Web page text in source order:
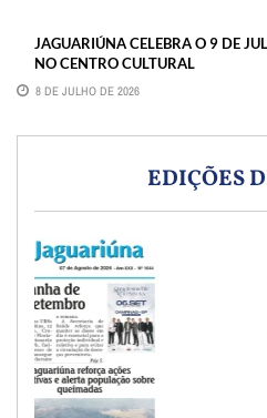
JAGUARIÚNA CELEBRA O 9 DE
NO CENTRO CULTURAL
8 DE JULHO DE 2026
EDIÇÕES